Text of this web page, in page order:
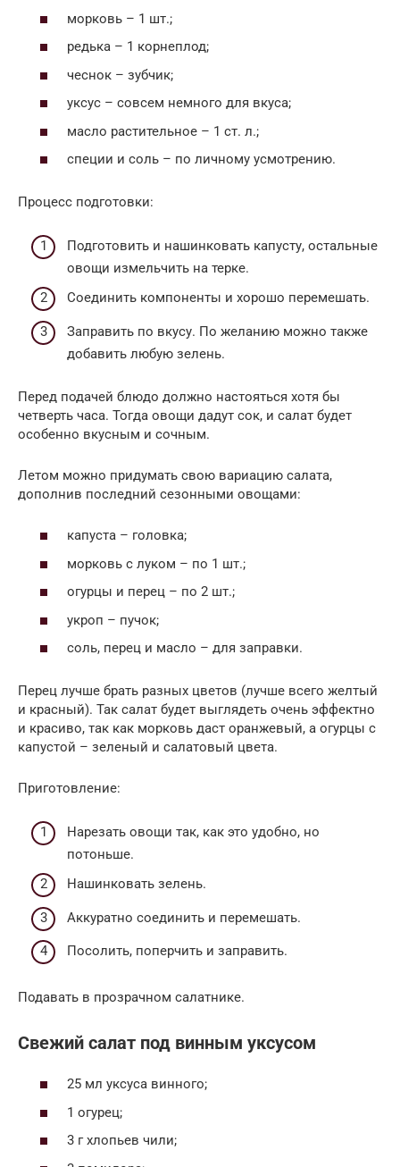
морковь – 1 шт.;
редька – 1 корнеплод;
чеснок – зубчик;
уксус – совсем немного для вкуса;
масло растительное – 1 ст. л.;
специи и соль – по личному усмотрению.
Процесс подготовки:
Подготовить и нашинковать капусту, остальные
овощи измельчить на терке.
Соединить компоненты и хорошо перемешать.
Заправить по вкусу. По желанию можно также
добавить любую зелень.
Перед подачей блюдо должно настояться хотя бы
четверть часа. Тогда овощи дадут сок, и салат будет
особенно вкусным и сочным.
Летом можно придумать свою вариацию салата,
дополнив последний сезонными овощами:
капуста – головка;
морковь с луком – по 1 шт.;
огурцы и перец – по 2 шт.;
укроп – пучок;
соль, перец и масло – для заправки.
Перец лучше брать разных цветов (лучше всего желтый
и красный). Так салат будет выглядеть очень эффектно
и красиво, так как морковь даст оранжевый, а огурцы с
капустой – зеленый и салатовый цвета.
Приготовление:
Нарезать овощи так, как это удобно, но
потоньше.
Нашинковать зелень.
Аккуратно соединить и перемешать.
Посолить, поперчить и заправить.
Подавать в прозрачном салатнике.
Свежий салат под винным уксусом
25 мл уксуса винного;
1 огурец;
3 г хлопьев чили;